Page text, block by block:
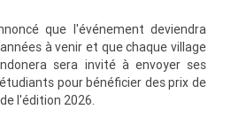
que l'événement deviendra
à venir et que chaque village
sera invité à envoyer ses
pour bénéficier des prix de
l'édition 2026.